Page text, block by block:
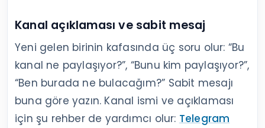
Kanal açıklaması ve sabit mesaj
Yeni gelen birinin kafasında üç soru olur: “Bu
kanal ne paylaşıyor?”, “Bunu kim paylaşıyor?”,
“Ben burada ne bulacağım?” Sabit mesajı
buna göre yazın. Kanal ismi ve açıklaması
için şu rehber de yardımcı olur: Telegram